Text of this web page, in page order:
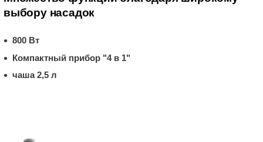
выбору насадок
800 Вт
Компактный прибор "4 в 1"
чаша 2,5 л